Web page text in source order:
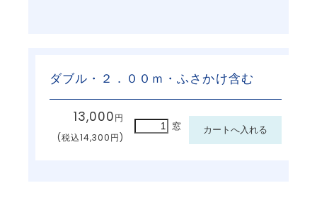
ダブル・２．００ｍ・ふさかけ含む
13,000円
(税込14,300円)
窓